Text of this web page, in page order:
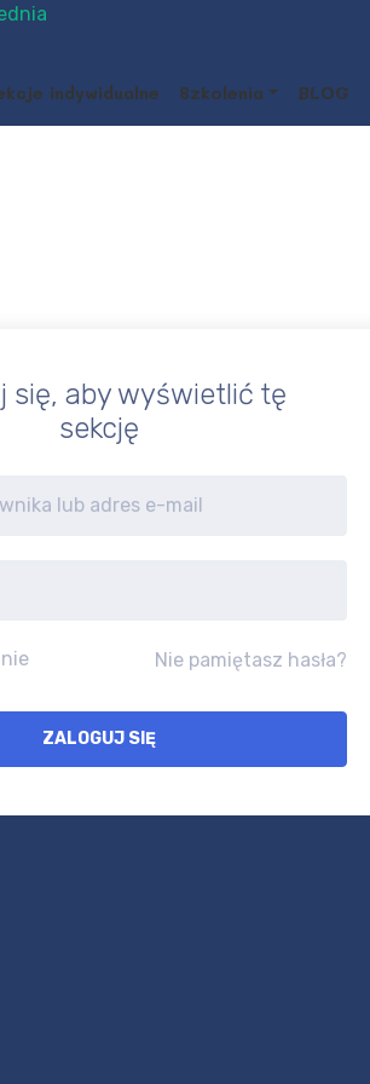
indywidualne Szkolenia BLOG
się, aby wyświetlić tę
sekcję
Nie pamiętasz hasła?